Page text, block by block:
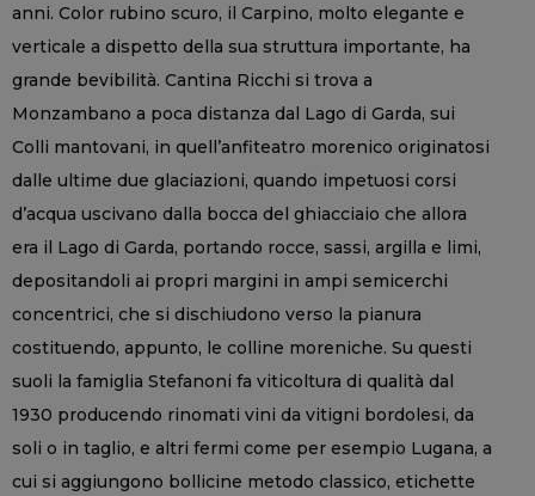
anni. Color rubino scuro, il Carpino, molto elegante e
verticale a dispetto della sua struttura importante, ha
grande bevibilità. Cantina Ricchi si trova a
Monzambano a poca distanza dal Lago di Garda, sui
Colli mantovani, in quell’anfiteatro morenico originatosi
dalle ultime due glaciazioni, quando impetuosi corsi
d’acqua uscivano dalla bocca del ghiacciaio che allora
era il Lago di Garda, portando rocce, sassi, argilla e limi,
depositandoli ai propri margini in ampi semicerchi
concentrici, che si dischiudono verso la pianura
costituendo, appunto, le colline moreniche. Su questi
suoli la famiglia Stefanoni fa viticoltura di qualità dal
1930 producendo rinomati vini da vitigni bordolesi, da
soli o in taglio, e altri fermi come per esempio Lugana, a
cui si aggiungono bollicine metodo classico, etichette